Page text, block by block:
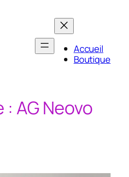
Accueil
Boutique
: AG Neovo